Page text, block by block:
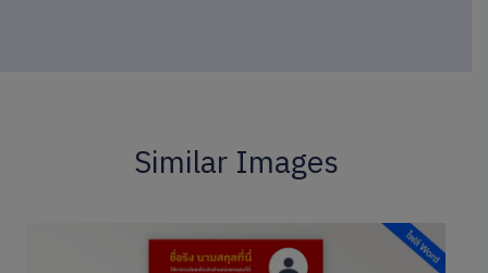
Similar Images